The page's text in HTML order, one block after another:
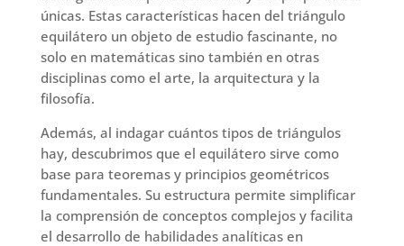
únicas. Estas características hacen del triángulo
equilátero un objeto de estudio fascinante, no
solo en matemáticas sino también en otras
disciplinas como el arte, la arquitectura y la
filosofía.
Además, al indagar cuántos tipos de triángulos
hay, descubrimos que el equilátero sirve como
base para teoremas y principios geométricos
fundamentales. Su estructura permite simplificar
la comprensión de conceptos complejos y facilita
el desarrollo de habilidades analíticas en